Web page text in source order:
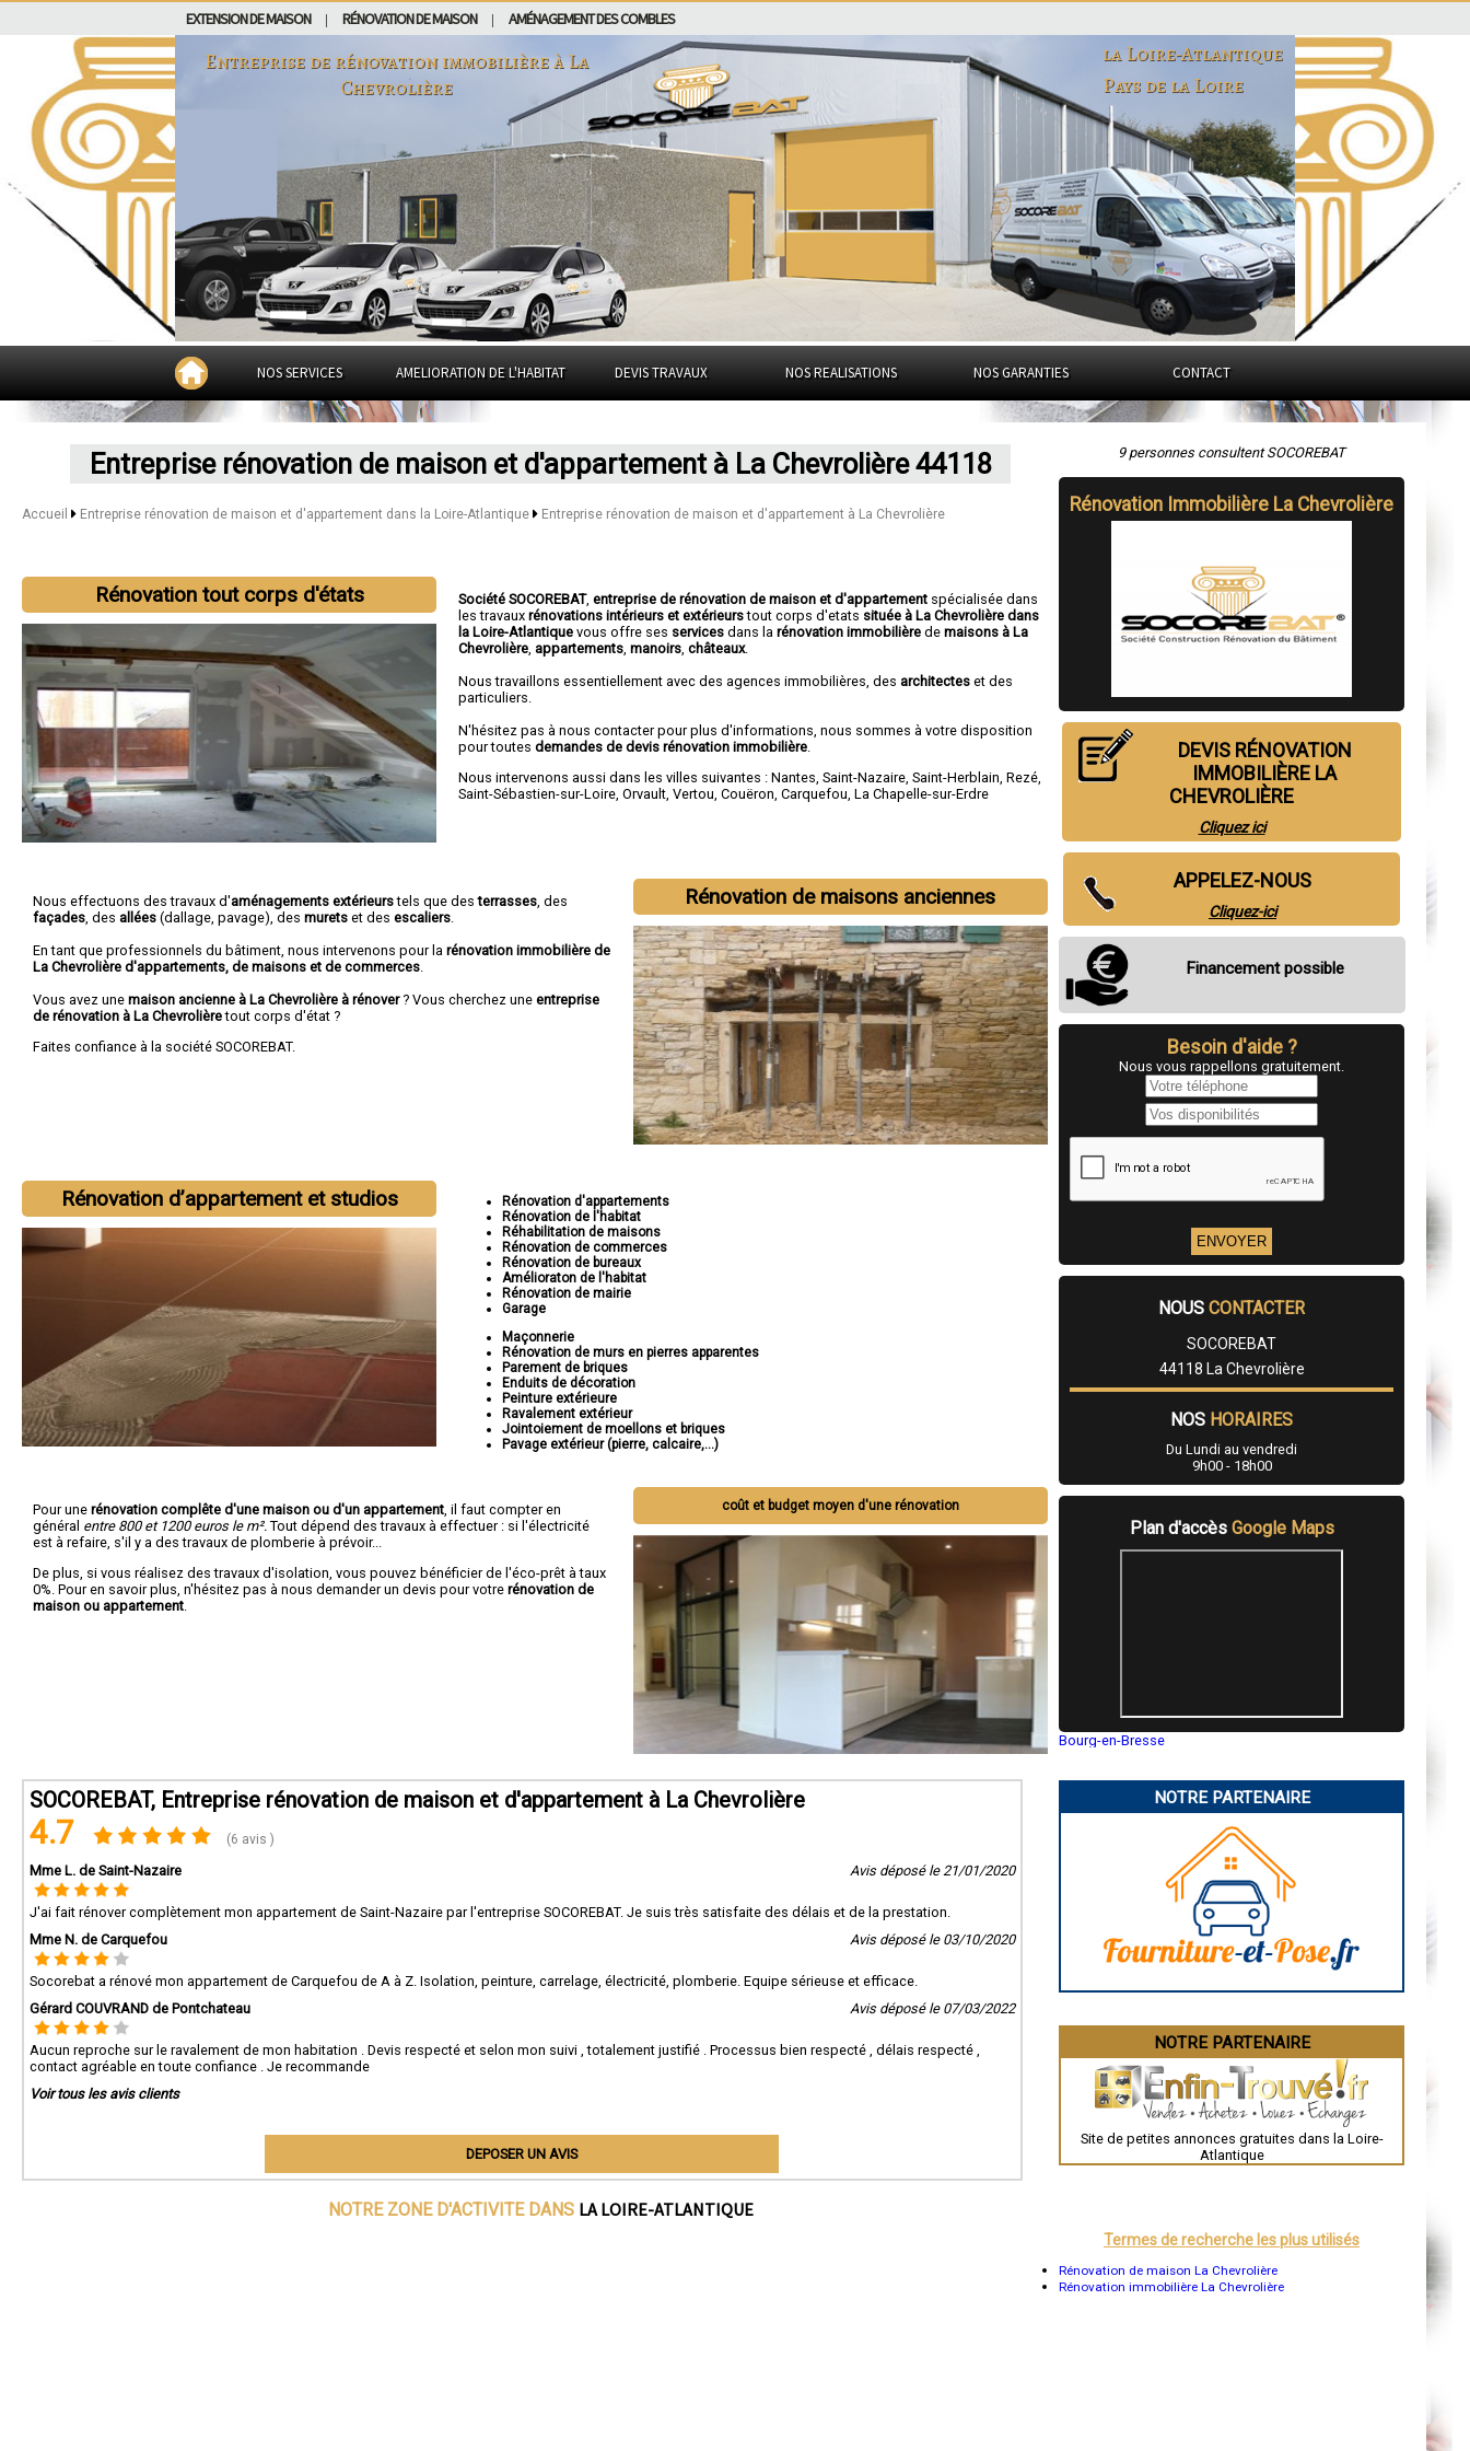
EXTENSION DE MAISON RÉNOVATION DE MAISON AMÉNAGEMENT DES COMBLES
Entreprise de rénovation immobilière àLa
Chevrolière
la Loire-Atlantique
Pays de la Loire
NOS SERVICES AMELIORATION DE L'HABITAT DEVIS TRAVAUX NOS REALISATIONS NOS GARANTIES CONTACT
Entreprise rénovation de maison et d'appartement à La Chevrolière 44118
Accueil Entreprise rénovation de maison et d'appartement dans la Loire-Atlantique Entreprise rénovation de maison et d'appartement à La Chevrolière
Rénovation tout corps d'états Société SOCOREBAT,entreprise de rénovation de maison et d'appartement spécialisée dans
les travauxrénovations intérieurs et extérieurstout corps d'etats située à La Chevrolière dans
la Loire-Atlantiquevous offre ses services dans larénovation immobilière demaisons à La
Chevrolière appartements ,manoirs ,châteaux.
Nous travaillons essentiellement avec des agences immobilières, des architectes et des
particuliers.
N'hésitez pas à nous contacter pour plus d'informations, nous sommes à votre disposition
pour toutesdemandes de devis rénovation immobilière
Nous intervenons aussi dans les villes suivantes :Nantes ,Saint-Nazaire ,Saint-Herblain ,Rezé
Saint-Sébastien-sur-Loire ,Orvault ,Vertou ,Couëron ,Carquefou ,La Chapelle-sur-Erdre
Rénovation de maisons anciennes
Nous effectuons des travaux d'aménagements extérieurstels que desterrasses , des
façades , des allées (dallage, pavage), des murets et des escaliers
En tant que professionnels du bâtiment, nous intervenons pour la rénovation immobilière de
La Chevrolière d'appartements, de maisons et de commerces
Vous avez une maison ancienne à La Chevrolière à rénover? Vous cherchez une entreprise
de rénovation à La Chevrolièretout corps d'état ?
Faites confiance à la société SOCOREBAT.
Rénovation d’appartement et studios
Rénovation d'appartements
Rénovation de l'habitat
Réhabilitation de maisons
Rénovation de commerces
Rénovation de bureaux
Amélioraton de l'habitat
Rénovation de mairie
Garage
Maçonnerie
Rénovation de murs en pierres apparentes
Parement de briques
Enduits de décoration
Peinture extérieure
Ravalement extérieur
Jointoiement de moellons et briques
Pavage extérieur (pierre, calcaire,...)
coût et budget moyen d'une rénovation
Pour une rénovation complête d'une maison ou d'un appartement , il faut compter en
général entre 800 et 1200 euros le m². Tout dépend des travaux à effectuer : si l'électricité
est à refaire, s'il y a des travaux de plomberie à prévoir...
De plus, si vous réalisez des travaux d'isolation, vous pouvez bénéficier de l'éco-prêt à taux
0%. Pour en savoir plus, n'hésitez pas à nous demander un devis pour votre rénovation de
maison ou appartement
SOCOREBAT, Entreprise rénovation de maison et d'appartement à La Chevrolière
4.7 (6 avis )
Mme L. de Saint-Nazaire Avis déposé le 21/01/2020
J'ai fait rénover complètement mon appartement de Saint-Nazaire par l'entreprise SOCOREBAT. Je suis très satisfaite des délais et de la prestation.
Mme N. de Carquefou
Avis déposé le 03/10/2020
Socorebat a rénové mon appartement de Carquefou de A à Z. Isolation, peinture, carrelage, électricité, plomberie. Equipe sérieuse et efficace.
Gérard COUVRAND de Pontchateau
Avis déposé le 07/03/2022
Aucun reproche sur le ravalement de mon habitation . Devis respecté et selon mon suivi , totalement justifié . Processus bien respecté , délais respecté ,
contact agréable en toute confiance . Je recommande
Voir tous les avis clients
DEPOSER UN AVIS
NOTRE ZONE D'ACTIVITE DANS LA LOIRE-ATLANTIQUE
9 personnes consultent SOCOREBAT
Rénovation Immobilière La Chevrolière
DEVIS RÉNOVATION
IMMOBILIÈRE LA
CHEVROLIÈRE
Cliquez ici
APPELEZ-NOUS
Cliquez-ici
Financement possible
Besoin d'aide ?
Nous vous rappellons gratuitement.
NOUS CONTACTER
SOCOREBAT
44118 La Chevrolière
NOS HORAIRES
Du Lundi au vendredi
9h00 - 18h00
Plan d'accès Google Maps
Bourg-en-Bresse
Marseille
Angoulême
Brive-la-Gaillarde
Saint-Brieuc
Guéret
Périgueux
Valence
Chartres
Bordeaux
Montpellier
Rennes
NOTRE PARTENAIRE
NOTRE PARTENAIRE
Site de petites annonces gratuites dans la Loire-
Atlantique
Termes de recherche les plus utilisés
Rénovation de maison La Chevrolière
Rénovation immobilière La Chevrolière